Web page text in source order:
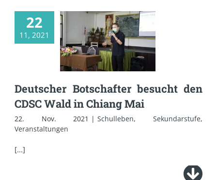
22
11, 2021
Deutscher
Botschafter besucht
den CDSC Wald in
Chiang Mai
Deutscher Botschafter besucht den
CDSC Wald in Chiang Mai
22. Nov. 2021 | Schulleben,Sekundarstufe,
Veranstaltungen
[...]